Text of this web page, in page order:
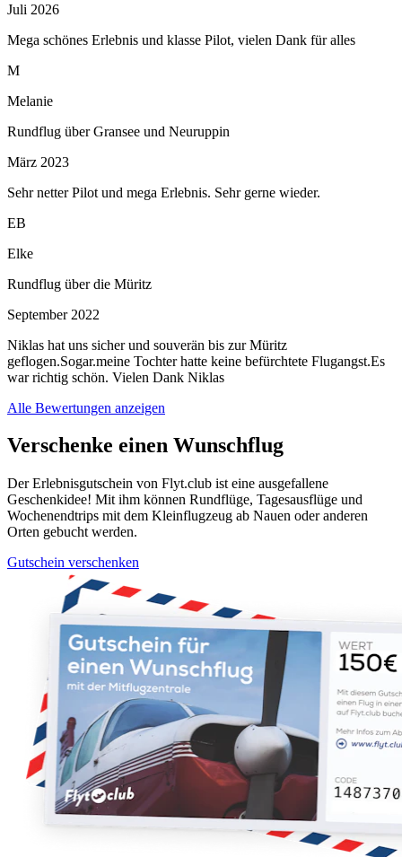
Juli 2026
Mega schönes Erlebnis und klasse Pilot, vielen Dank für alles
M
Melanie
Rundflug über Gransee und Neuruppin
März 2023
Sehr netter Pilot und mega Erlebnis. Sehr gerne wieder.
EB
Elke
Rundflug über die Müritz
September 2022
Niklas hat uns sicher und souverän bis zur Müritz
geflogen.Sogar.meine Tochter hatte keine befürchtete Flugangst.Es
war richtig schön. Vielen Dank Niklas
Alle Bewertungen anzeigen
Verschenke einen Wunschflug
Der Erlebnisgutschein von Flyt.club ist eine ausgefallene
Geschenkidee! Mit ihm können Rundflüge, Tagesausflüge und
Wochenendtrips mit dem Kleinflugzeug ab Nauen oder anderen
Orten gebucht werden.
Gutschein verschenken